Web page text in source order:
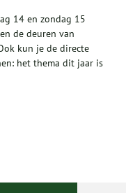
14 en zondag 15
de deuren van
kun je de directe
het thema dit jaar is